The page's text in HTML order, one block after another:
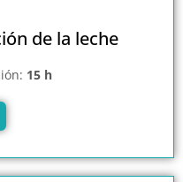
de la leche
15 h